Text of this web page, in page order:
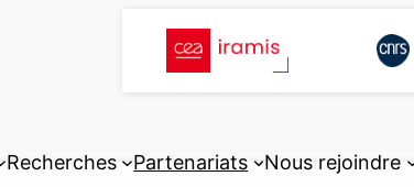
Recherches Partenariats Nous rejoindre